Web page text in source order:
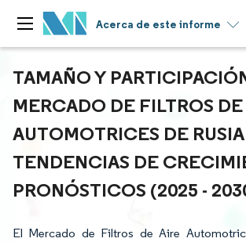
Acerca de este informe
TAMAÑO Y
MERCADO DE FILTROS
AUTOMOTRICES DE RUSIA
TENDENCIAS DE
PRONÓSTICOS (2025 -
El Mercado de Filtros de Aire